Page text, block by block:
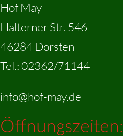
Hof May
Halterner Str. 546
46284 Dorsten
Tel.: 02362/71144
info@hof-may.de
Öffnungszeiten: